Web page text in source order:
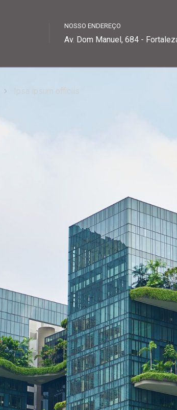
NOSSO ENDEREÇO
Av. Dom Manuel, 684 -
Ipsa ipsum officiis